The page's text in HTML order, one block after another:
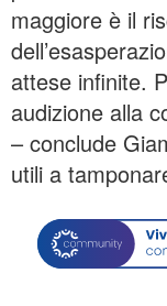
maggiore è il
attese infinite.
audizione alla
– conclude
utili a